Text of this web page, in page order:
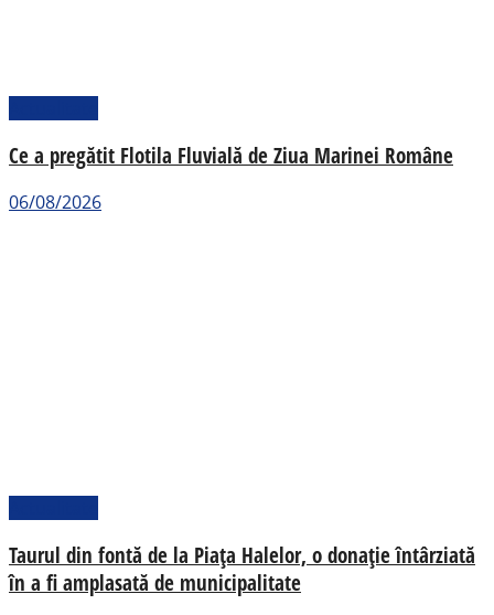
Ce a pregătit Flotila Fluvială de Ziua Marinei Române
06/08/2026
Taurul din fontă de la Piața Halelor, o donație întârziată
în a fi amplasată de municipalitate